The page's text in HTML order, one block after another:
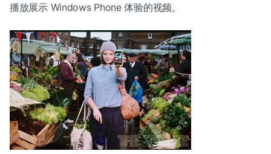
播放展示 Windows Phone 体验的视频。